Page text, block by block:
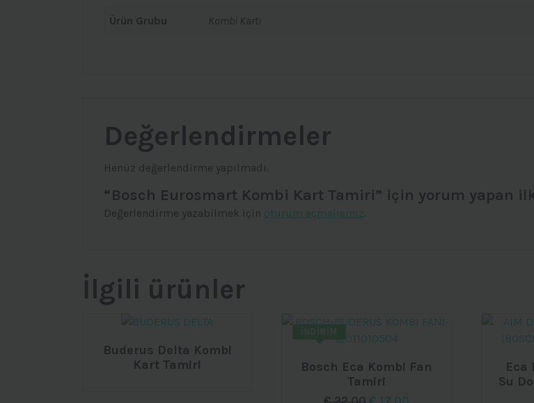
Ürün Grubu Kombi Kartı
Değerlendirmeler
Henüz değerlendirme yapılmadı.
“Bosch Eurosmart Kombi Kart Tamiri” için yorum yapan
Değerlendirme yazabilmek için oturum açmalısınız
İlgili ürünler
Buderus Delta Kombi
Kart Tamiri
Bosch Eca Kombi Fan
Tamiri
Eca
Su